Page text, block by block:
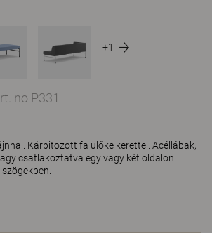
+1
no P331
Kárpitozott fa ülőke kerettel. Acéllábak,
csatlakoztatva egy vagy két oldalon